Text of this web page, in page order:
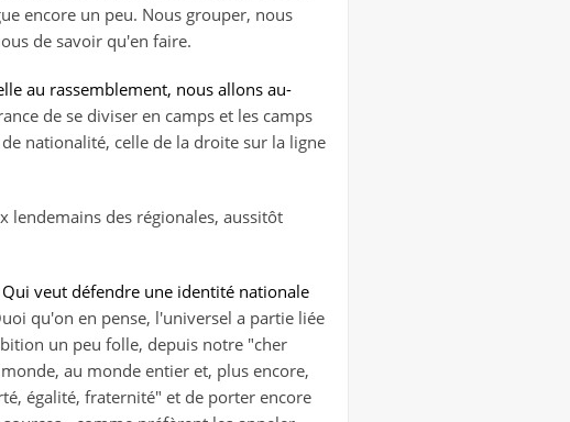
encore un peu. Nous grouper, nous
de savoir qu'en faire.
au rassemblement, nous allons au-
de se diviser en camps et les camps
nationalité, celle de la droite sur la ligne
des régionales, aussitôt
Qui veut défendre une identité nationale
qu'on en pense, l'universel a partie liée
un peu folle, depuis notre "cher
au monde entier et, plus encore,
égalité, fraternité" et de porter encore